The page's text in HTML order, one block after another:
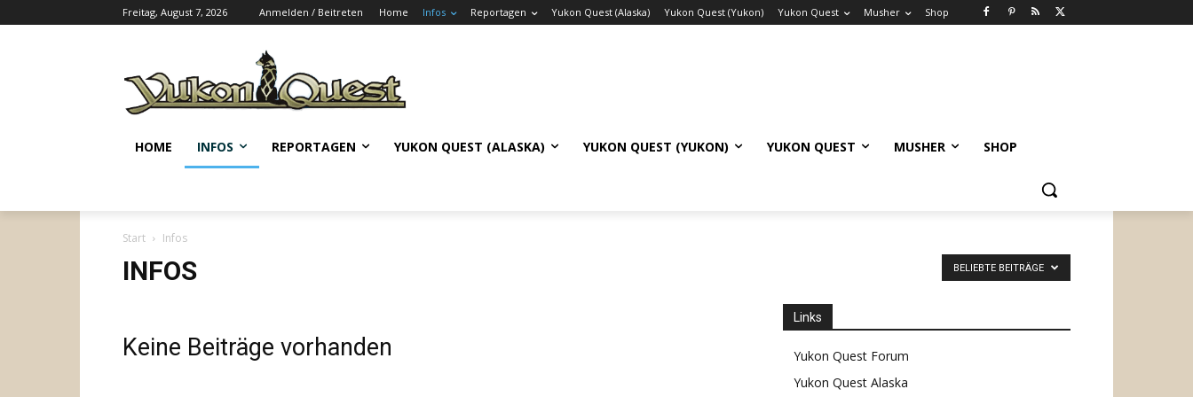
Freitag, August 7, 2026 Anmelden / Beitreten Home Infos Reportagen Yukon Quest (Alaska) Yukon Quest (Yukon) Yukon Quest Musher Shop
HOME INFOS REPORTAGEN YUKON QUEST (ALASKA) YUKON QUEST (YUKON) YUKON QUEST MUSHER SHOP
Start Infos
INFOS BELIEBTE BEITRÄGE
Keine Beiträge vorhanden
Links
Yukon Quest Forum
Yukon Quest Alaska